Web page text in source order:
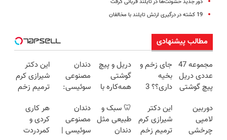
دور جدید خشونت‌ها در تایلند قربانی گرفت
19 کشته در درگیری ارتش تایلند با مخالفان
مطالب پیشنهادی
مجموعه 47
عددی دریل
پیچ گوشتی
(تخفیف به
مدت
محدود)
جای زخم و
بخیه
داری؟؟ 3
محوش کن!
دریل و پیچ
گوشتی
همه‌کاره با
هوشمند ⚙️
(نصف
قیمت بازار
دندان
مصنوعی
سوئیسی:
فناوری
اروپا، سبک
و مقاوم |
این دکتر
شیرازی کرم
ترمیم زخم
ساخت!!!
دوربین
لامپی
چرخشی
این دکتر
شیرازی کرم
ترمیم زخم
🦷 سبک و
طبیعی مثل
دندان
دندان
مصنوعی
سوئیسی |
هر کاری
کردی و
کمردردت